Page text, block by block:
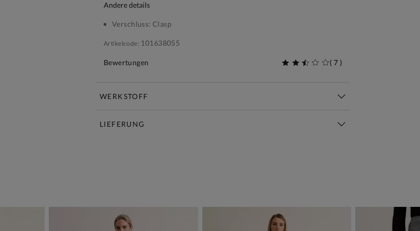
andere details
Verschluss: Clasp
Artikelcode: 101638055
Bewertungen ( 7 )
WERKSTOFF
LIEFERUNG